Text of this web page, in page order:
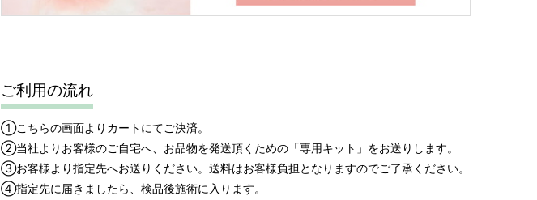
ご利用の流れ
①こちらの画面よりカートにてご決済。
②当社よりお客様のご自宅へ、お品物を発送頂くための「専用キット」をお送りします。
③お客様より指定先へお送りください。送料はお客様負担となりますのでご了承ください。
④指定先に届きましたら、検品後施術に入ります。